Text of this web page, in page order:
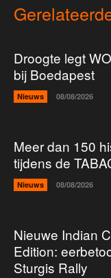
Droogte legt
bij Boedapest
Nieuws 08/08/2026
Meer dan 150
tijdens de
Nieuws 08/08/2026
Nieuwe Indian
Edition:
Sturgis Rally